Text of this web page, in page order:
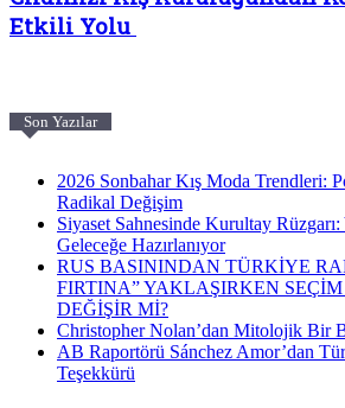
Etkili Yolu
Son Yazılar
2026 Sonbahar Kış Moda Trendleri:
Radikal Değişim
Siyaset Sahnesinde Kurultay
Geleceğe Hazırlanıyor
RUS BASININDAN TÜRKİYE
FIRTINA” YAKLAŞIRKEN
DEĞİŞİR Mİ?
Christopher Nolan’dan Mitolojik Bir
AB Raportörü Sánchez Amor’dan
Teşekkürü